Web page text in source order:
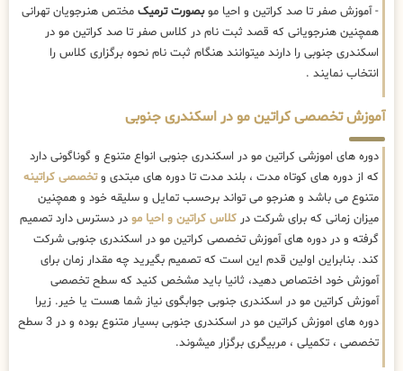
- آموزش صفر تا صد کراتین و احیا موبصورت ترمیک مختص هنرجویان تهرانی
همچنین هنرجویانی که قصد ثبت نام در کلاس صفر تا صد کراتین مو در
اسکندری جنوبی را دارند میتوانند هنگام ثبت نام نحوه برگزاری کلاس را
انتخاب نمایند .
آموزش تخصصی کراتین مو در اسکندری جنوبی
دوره های اموزشی کراتین مو در اسکندری جنوبی انواع متنوع و گوناگونی دارد
که از دوره های کوتاه مدت ، بلند مدت تا دوره های مبتدی وتخصصی کراتینه
متنوع می باشد و هنرجو می تواند برحسب تمایل و سلیقه خود و همچنین
میزان زمانی که برای شرکت در کلاس کراتین و احیا مو در دسترس دارد تصمیم
گرفته و در دوره های آموزش تخصصی کراتین مو در اسکندری جنوبی شرکت
کند. بنابراین اولین قدم این است که تصمیم بگیرید چه مقدار زمان برای
آموزش خود اختصاص دهید، ثانیا باید مشخص کنید که سطح تخصصی
آموزش کراتین مو در اسکندری جنوبی جوابگوی نیاز شما هست یا خیر. زیرا
دوره های اموزش کراتین مو در اسکندری جنوبی بسیار متنوع بوده و در 3 سطح
تخصصی ، تکمیلی ، مربیگری برگزار میشوند.